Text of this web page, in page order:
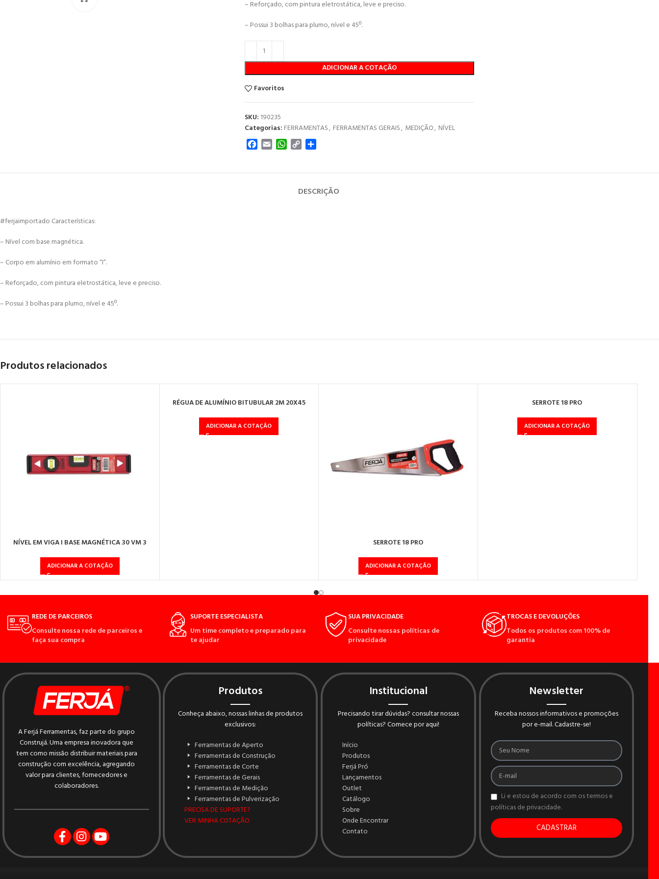
– Reforçado, com pintura eletrostática, leve e preciso.
– Possui 3 bolhas para plumo, nível e 45º.
ADICIONAR A COTAÇÃO
Favoritos
SKU: 190235
Categorias: FERRAMENTAS, FERRAMENTAS GERAIS, MEDIÇÃO, NÍVEL
Facebook
EmailWhatsApp
CopyShare
DESCRIÇÃO
#ferjaimportado Características:
– Nível com base magnética.
– Corpo em alumínio em formato “I”.
– Reforçado, com pintura eletrostática, leve e preciso.
– Possui 3 bolhas para plumo, nível e 45º.
Produtos relacionados
NÍVEL EM VIGA I BASE MAGNÉTICA 30 VM 3
ADICIONAR A COTAÇÃO
RÉGUA DE ALUMÍNIO BITUBULAR 2M 20X45
ADICIONAR A COTAÇÃO
SERROTE 18 PRO
ADICIONAR A COTAÇÃO
SERROTE 18 PRO
ADICIONAR A COTAÇÃO
REDE DE PARCEIROS
Consulte nossa rede de parceiros e
faça sua compra
SUPORTE ESPECIALISTA
Um time completo e preparado para
te ajudar
SUA PRIVACIDADE
Consulte nossas políticas de
privacidade
TROCAS E DEVOLUÇÕES
Todos os produtos com 100% de
garantia
A Ferjá Ferramentas, faz parte do grupo
Construjá. Uma empresa inovadora que
tem como missão distribuir materiais para
construção com excelência, agregando
valor para clientes, fornecedores e
colaboradores.
Produtos
Conheça abaixo, nossas linhas de produtos
exclusivos:
Ferramentas de Aperto
Ferramentas de Construção
Ferramentas de Corte
Ferramentas de Gerais
Ferramentas de Medição
Ferramentas de Pulverização
PRECISA DE SUPORTE?
VER MINHA COTAÇÃO
Institucional
Precisando tirar dúvidas? consultar nossas
políticas? Comece por aqui!
Início
Produtos
Ferjá Pró
Lançamentos
Outlet
Catálogo
Sobre
Onde Encontrar
Contato
Newsletter
Receba nossos informativos e promoções
por e-mail. Cadastre-se!
Li e estou de acordo com os termos e
políticas de privacidade.
CADASTRAR